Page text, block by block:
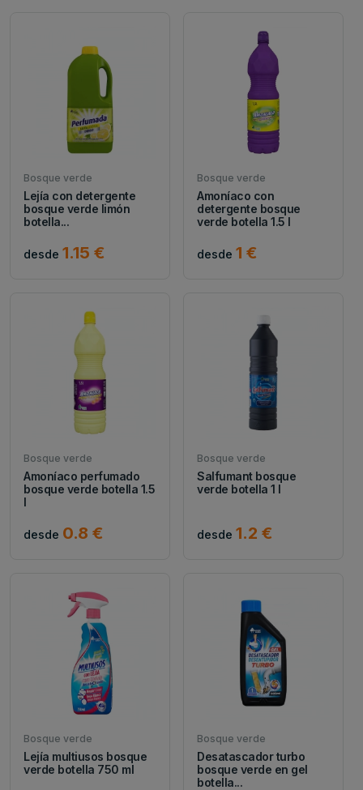
Bosque verde
Lejía con detergente
bosque verde limón
botella...
desde 1.15 €
Bosque verde
Amoníaco con
detergente bosque
verde botella 1.5 l
desde 1 €
Bosque verde
Amoníaco perfumado
bosque verde botella 1.5
l
desde 0.8 €
Bosque verde
Salfumant bosque
verde botella 1 l
desde 1.2 €
Bosque verde
Lejía multiusos bosque
verde botella 750 ml
Bosque verde
Desatascador turbo
bosque verde en gel
botella...